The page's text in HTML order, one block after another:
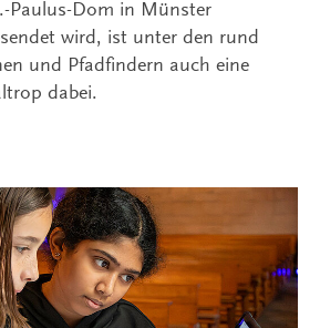
Paulus-Dom in Münster
wird, ist unter den rund
und Pfadfindern auch eine
dabei.